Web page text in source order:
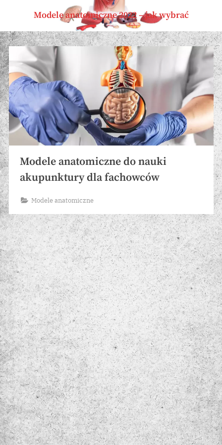
content
Modele anatomiczne 2022 – jak wybrać
Miesiąc:
październik
2024
Modele anatomiczne do nauki
akupunktury dla fachowców
Modele anatomiczne